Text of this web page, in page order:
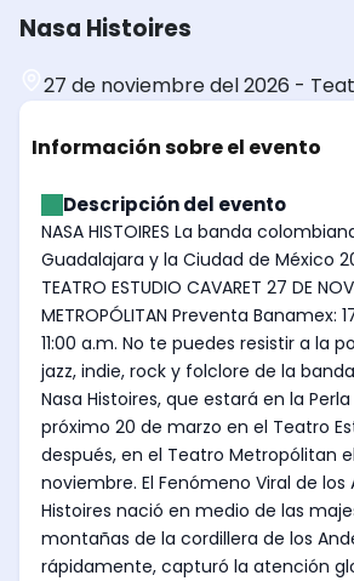
Nasa Histoires
27 de noviembre del 2026 -
Información sobre el evento
Descripción del evento
NASA HISTOIRES La banda
Guadalajara y la Ciudad de México
TEATRO ESTUDIO CAVARET 27 DE
METROPÓLITAN Preventa Banamex:
11:00 a.m. No te puedes resistir a la
jazz, indie, rock y folclore de la
Nasa Histoires, que estará en la
próximo 20 de marzo en el Teatro
después, en el Teatro Metropólitan
noviembre. El Fenómeno Viral de los
Histoires nació en medio de las
montañas de la cordillera de los
rápidamente, capturó la atención